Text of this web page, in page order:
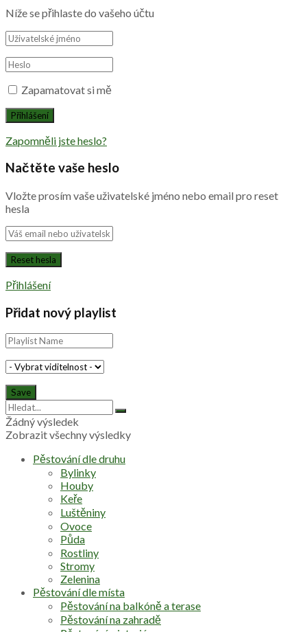
Níže se přihlaste do vašeho účtu
Zapamatovat si mě
Zapomněli jste heslo?
Načtěte vaše heslo
Vložte prosím vaše uživatelské jméno nebo email pro reset
hesla
Přihlášení
Přidat nový playlist
Žádný výsledek
Zobrazit všechny výsledky
Pěstování dle druhu
Bylinky
Houby
Keře
Luštěniny
Ovoce
Půda
Rostliny
Stromy
Zelenina
Pěstování dle místa
Pěstování na balkóně a terase
Pěstování na zahradě